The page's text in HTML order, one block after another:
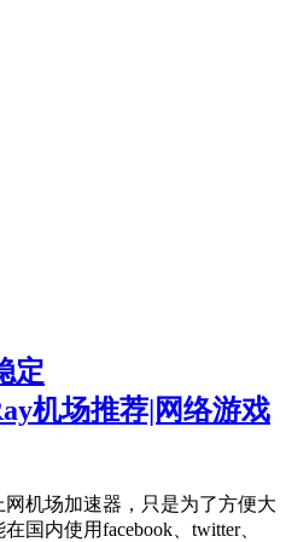
定
机场推荐|网络游戏
机场加速器，只是为了方便大
国内使用facebook、twitter、